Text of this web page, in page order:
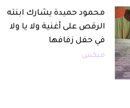
محمود حميدة يشارك ابنته
الرقص على أغنية ولا يا ولا
في حفل زفافها
ميكس